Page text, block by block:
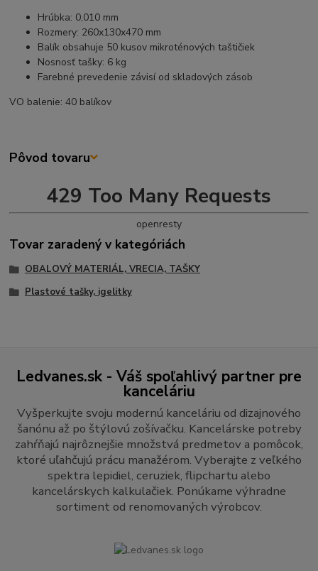
Hrúbka: 0,010 mm
Rozmery: 260x130x470 mm
Balík obsahuje 50 kusov mikroténových taštičiek
Nosnosť tašky: 6 kg
Farebné prevedenie závisí od skladových zásob
VO balenie: 40 balíkov
Pôvod tovaru
429 Too Many Requests
openresty
Tovar zaradený v kategóriách
OBALOVÝ MATERIÁL, VRECIA, TAŠKY
Plastové tašky, igelitky
Ledvanes.sk - Váš spoľahlivý partner pre
kanceláriu
Vyšperkujte svoju modernú kanceláriu od dizajnového
šanónu až po štýlovú zošívačku. Kancelárske potreby
zahŕňajú najrôznejšie množstvá predmetov a pomôcok,
ktoré uľahčujú prácu manažérom. Vyberajte z veľkého
spektra lepidiel, ceruziek, flipchartu alebo
kancelárskych kalkulačiek. Ponúkame výhradne
sortiment od renomovaných výrobcov.